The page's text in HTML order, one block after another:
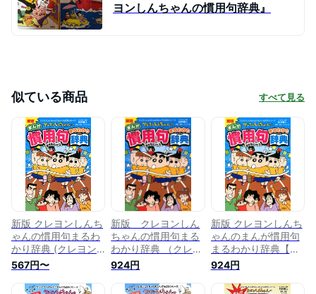
ヨンしんちゃんの慣用句辞典』
似ている商品 すべて見る
新版 クレヨンしんち
ゃんの慣用句まるわ
かり辞典 (クレヨン
しんちゃんのなんで
も百科シリーズ)
567円〜
新版 クレヨンしん
ちゃんの慣用句まる
わかり辞典 （クレヨ
ンしんちゃんのなん
でも百科シリーズ）
[ 臼井儀人 ]
924円
新版 クレヨンしんち
ゃんのまんが慣用句
まるわかり辞典【電
子書籍】[ 臼井儀人 ]
924円